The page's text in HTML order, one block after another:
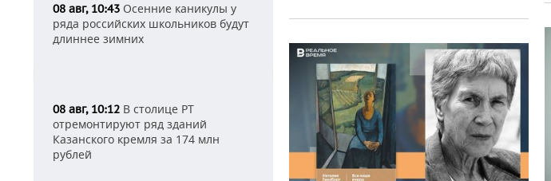
08 авг, 10:43 Осенние каникулы у
ряда российских школьников будут
длиннее зимних
08 авг, 10:12 В столице РТ
отремонтируют ряд зданий
Казанского кремля за 174 млн
рублей